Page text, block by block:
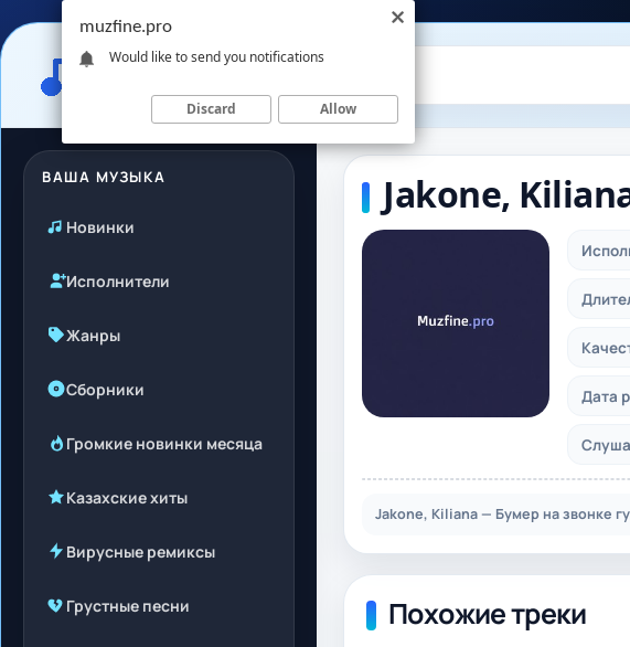
ВАША МУЗЫКА
Новинки
Исполнители
Жанры
Сборники
Громкие новинки месяца
Казахские хиты
Вирусные ремиксы
Грустные песни
Jakone,
Дата
Jakone, Kiliana — Бумер на звонке
Похожие треки
muzfine.pro
Would like to send you notifications
Discard Allow